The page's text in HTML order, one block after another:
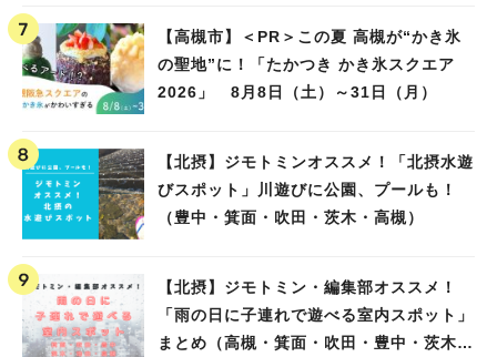
【高槻市】＜PR＞この夏 高槻が“かき氷
の聖地”に！「たかつき かき氷スクエア
2026」 8月8日（土）～31日（月）
【北摂】ジモトミンオススメ！「北摂水遊
びスポット」川遊びに公園、プールも！
（豊中・箕面・吹田・茨木・高槻）
【北摂】ジモトミン・編集部オススメ！
「雨の日に子連れで遊べる室内スポット」
まとめ（高槻・箕面・吹田・豊中・茨木・